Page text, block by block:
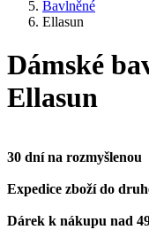
Bavlněné
Ellasun
Dámské
Ellasun
30 dní na rozmyšlenou
Expedice zboží do
Dárek k nákupu nad